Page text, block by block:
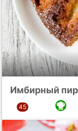
Имбирный